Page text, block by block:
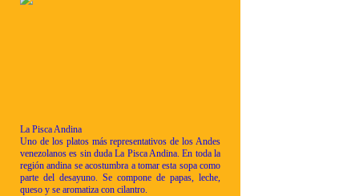
La Pisca Andina
Uno de los platos más representativos de los Andes
venezolanos es sin duda La Pisca Andina. En toda la
región andina se acostumbra a tomar esta sopa como
parte del desayuno. Se compone de papas, leche,
queso y se aromatiza con cilantro.